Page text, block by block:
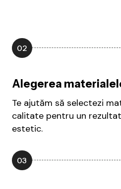
02
Alegerea
Te ajutăm să selectezi
calitate pentru un
estetic.
03